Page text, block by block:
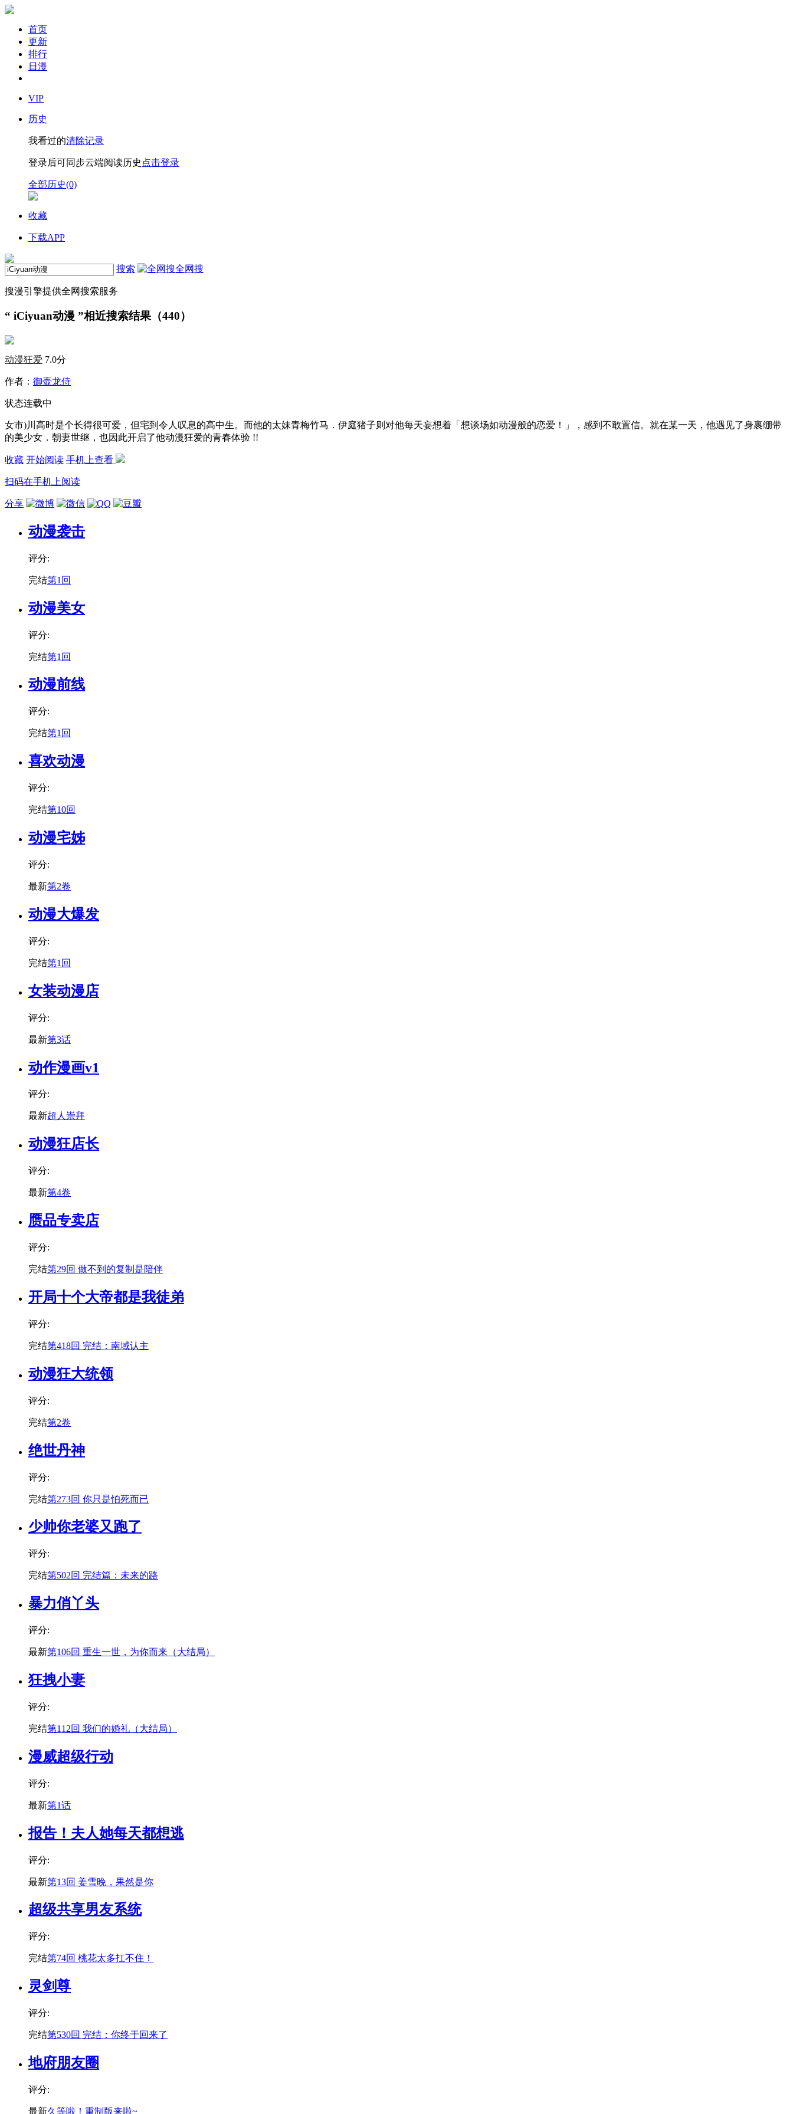
首页
更新
排行
日漫
VIP
历史
我看过的清除记录
登录后可同步云端阅读历史 点击登录
全部历史(0)
收藏
下载APP
搜索 全网搜
搜漫引擎提供全网搜索服务
“ iCiyuan动漫 ”相近搜索结果（440）
动漫狂爱 7.0分
作者： 御壶龙侍
状态连载中
女市)川高时是个长得很可爱，但宅到令人叹息的高中生。而他的太妹青梅竹马．伊庭猪子则对他每天妄想着「想谈场如动漫般的恋爱！」，感到不敢置信。就在某一天，他遇见了身裹绷带
的美少女．朝妻世继，也因此开启了他动漫狂爱的青春体验 !!
收藏 开始阅读 手机上查看
扫码在手机上阅读
分享
动漫袭击
评分:
完结第1回
动漫美女
评分:
完结第1回
动漫前线
评分:
完结第1回
喜欢动漫
评分:
完结第10回
动漫宅姊
评分:
最新第2卷
动漫大爆发
评分:
完结第1回
女装动漫店
评分:
最新第3话
动作漫画v1
评分:
最新超人崇拜
动漫狂店长
评分:
最新第4卷
赝品专卖店
评分:
完结第29回 做不到的复制是陪伴
开局十个大帝都是我徒弟
评分:
完结第418回 完结：南域认主
动漫狂大统领
评分:
完结第2卷
绝世丹神
评分:
完结第273回 你只是怕死而已
少帅你老婆又跑了
评分:
完结第502回 完结篇：未来的路
暴力俏丫头
评分:
最新第106回 重生一世，为你而来（大结局）
狂拽小妻
评分:
完结第112回 我们的婚礼（大结局）
漫威超级行动
评分:
最新第1话
报告！夫人她每天都想逃
评分:
最新第13回 姜雪晚，果然是你
超级共享男友系统
评分:
完结第74回 桃花太多扛不住！
灵剑尊
评分:
完结第530回 完结：你终于回来了
地府朋友圈
评分:
最新久等啦！重制版来啦~